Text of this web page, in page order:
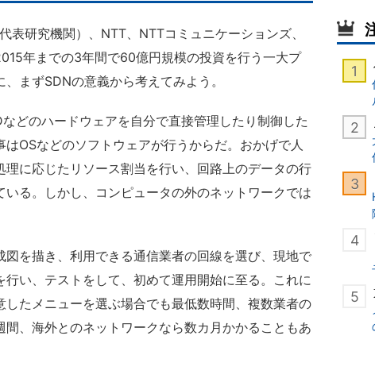
研究機関）、NTT、NTTコミュニケーションズ、
年までの3年間で60億円規模の投資を行う一大プ
まずSDNの意義から考えてみよう。
どのハードウェアを自分で直接管理したり制御した
OSなどのソフトウェアが行うからだ。おかげで人
に応じたリソース割当を行い、回路上のデータの行
る。しかし、コンピュータの外のネットワークでは
を描き、利用できる通信業者の回線を選び、現地で
い、テストをして、初めて運用開始に至る。これに
たメニューを選ぶ場合でも最低数時間、複数業者の
、海外とのネットワークなら数カ月かかることもあ